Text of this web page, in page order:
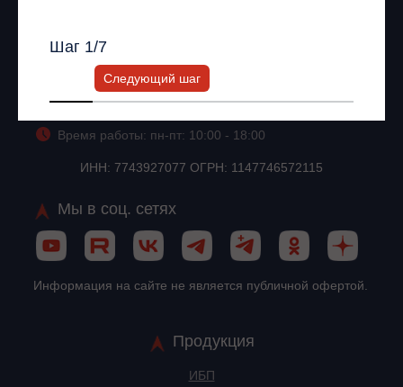
+7 (495) 256-13-76
info@impuls.energy
125026, г. Москва, Ленинградское шоссе, 8, корп. 2
Время работы: пн-пт: 10:00 - 18:00
ИНН: 7743927077 ОГРН: 1147746572115
Мы в соц. сетях
Информация на сайте не является публичной офертой.
Продукция
ИБП
Шаг 1/7
Следующий шаг